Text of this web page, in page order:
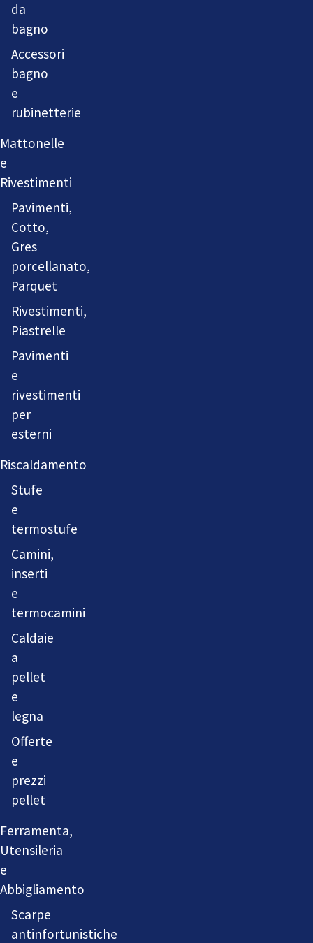
da
bagno
Accessori
bagno
e
rubinetterie
Mattonelle
e
Rivestimenti
Pavimenti,
Cotto,
Gres
porcellanato,
Parquet
Rivestimenti,
Piastrelle
Pavimenti
e
rivestimenti
per
esterni
Riscaldamento
Stufe
e
termostufe
Camini,
inserti
e
termocamini
Caldaie
a
pellet
e
legna
Offerte
e
prezzi
pellet
Ferramenta,
Utensileria
e
Abbigliamento
Scarpe
antinfortunistiche